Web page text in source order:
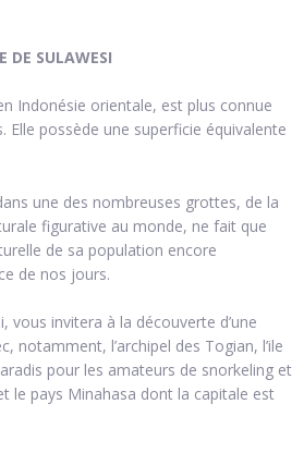
DE SULAWESI
Indonésie orientale, est plus connue
Elle possède une superficie équivalente
une des nombreuses grottes, de la
figurative au monde, ne fait que
de sa population encore
de nos jours.
vous invitera à la découverte d’une
notamment, l’archipel des Togian, l’ile
pour les amateurs de snorkeling et
le pays Minahasa dont la capitale est